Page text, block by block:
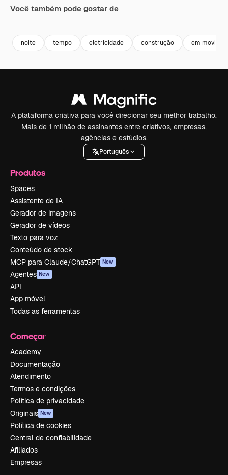
Você também pode gostar de
noite tempo eletricidade construção em
A plataforma criativa para você direcionar seu melhor trabalho.
Mais de 1 milhão de assinantes entre criativos, empresas,
agências e estúdios.
Português
Produtos
Spaces
Assistente de IA
Gerador de imagens
Gerador de vídeos
Texto para voz
Conteúdo de stock
MCP para Claude/ChatGPT New
Agentes New
API
App móvel
Todas as ferramentas
Começar
Academy
Documentação
Atendimento
Termos e condições
Política de privacidade
Originais New
Política de cookies
Central de confiabilidade
Afiliados
Empresas